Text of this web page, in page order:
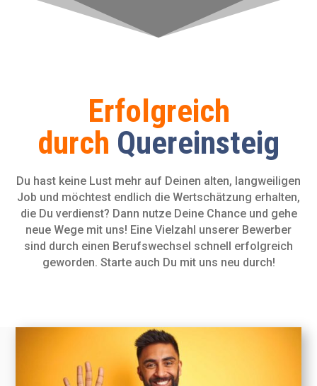
Erfolgreich
durch Quereinsteig
Du hast keine Lust mehr auf Deinen alten, langweiligen
Job und möchtest endlich die Wertschätzung erhalten,
die Du verdienst? Dann nutze Deine Chance und gehe
neue Wege mit uns! Eine Vielzahl unserer Bewerber
sind durch einen Berufswechsel schnell erfolgreich
geworden. Starte auch Du mit uns neu durch!